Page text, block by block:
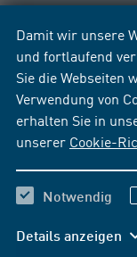
Damit wir unsere
und fortlaufend
Sie die Webseiten
Verwendung von
erhalten Sie in
unserer Cookie-
Notwendig
Details anzeigen